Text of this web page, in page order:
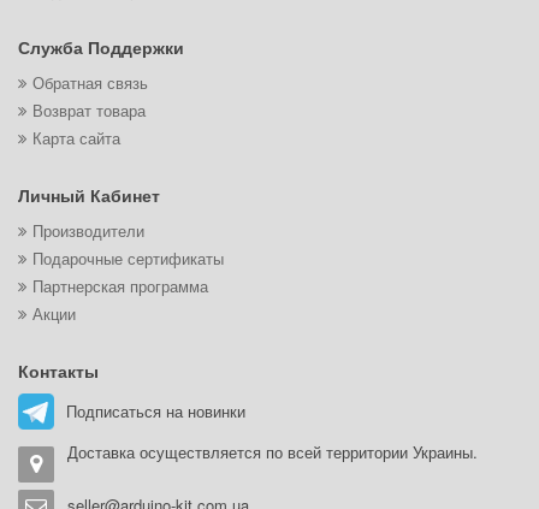
Служба Поддержки
Обратная связь
Возврат товара
Карта сайта
Личный Кабинет
Производители
Подарочные сертификаты
Партнерская программа
Акции
Контакты
Подписаться на новинки
Доставка осуществляется по всей территории Украины.